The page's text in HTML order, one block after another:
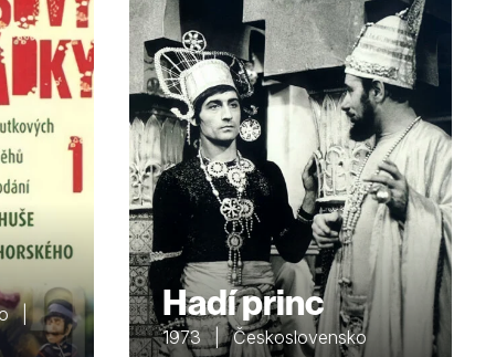
|
Hadí princ
1973 | Československo